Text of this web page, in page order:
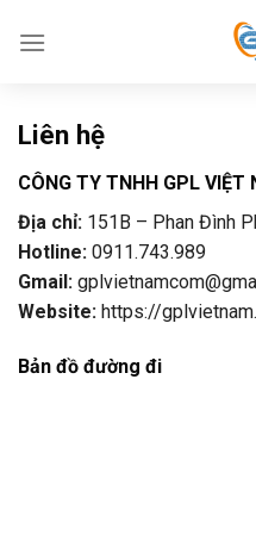
Liên hệ
CÔNG TY TNHH GPL VIỆT
Địa chỉ: 151B – Phan Đình
Hotline: 0911.743.989
Gmail:
Website: https://
Bản đồ đường đi